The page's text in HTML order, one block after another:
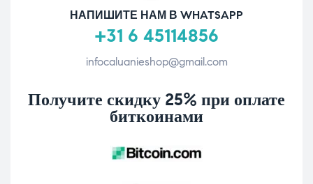
НАПИШИТЕ НАМ В WHATSAPP
+31 6 45114856
infocaluanieshop@gmail.com
Получите скидку 25% при оплате
биткоинами